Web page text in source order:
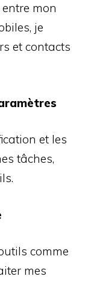
mon
je
et contacts
et les
tâches,
comme
mes